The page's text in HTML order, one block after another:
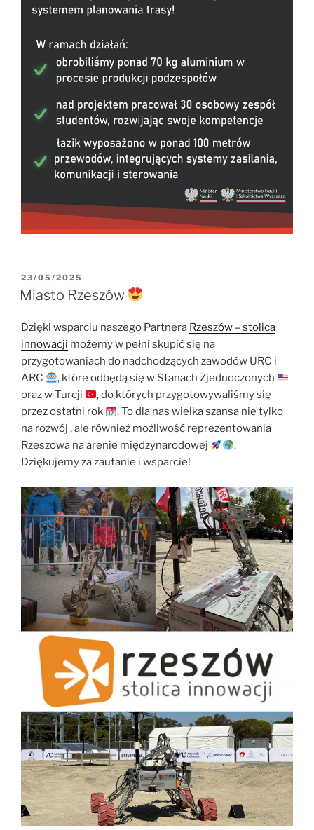
OPUBLIKOWANE
W
23/05/2025
Miasto Rzeszów
Dzięki wsparciu naszego Partnera Rzeszów – stolica
innowacji możemy w pełni skupić się na
przygotowaniach do nadchodzących zawodów URC i
ARC
, które odbędą się w Stanach Zjednoczonych
oraz w Turcji
, do których przygotowywaliśmy się
przez ostatni rok
. To dla nas wielka szansa nie tylko
na rozwój , ale również możliwość reprezentowania
Rzeszowa na arenie międzynarodowej
.
Dziękujemy za zaufanie i wsparcie!